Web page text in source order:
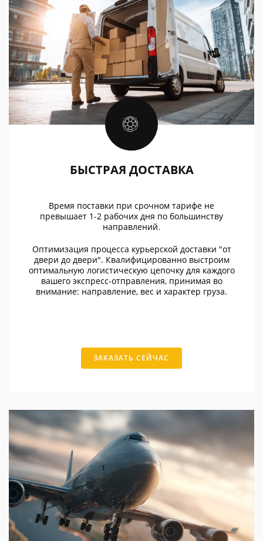
БЫСТРАЯ ДОСТАВКА
Время поставки при срочном тарифе не
превышает 1-2 рабочих дня по большинству
направлений.
Оптимизация процесса курьерской доставки "от
двери до двери". Квалифицированно выстроим
оптимальную логистическую цепочку для каждого
вашего экспресс-отправления, принимая во
внимание: направление, вес и характер груза.
ЗАКАЗАТЬ СЕЙЧАС